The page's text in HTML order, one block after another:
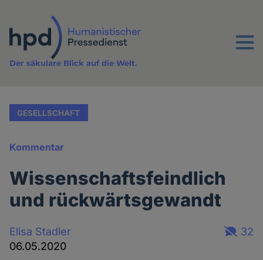
Inhalt
Menu
Der säkulare Blick auf die Welt.
GESELLSCHAFT
Kommentar
Wissenschaftsfeindlich
und rückwärtsgewandt
Elisa Stadler
06.05.2020
32